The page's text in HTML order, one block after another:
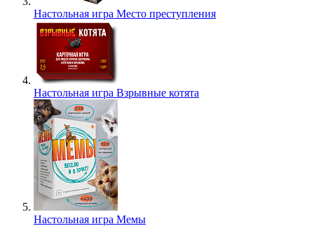
Настольная игра Место преступления
Настольная игра Взрывные котята
Настольная игра Мемы